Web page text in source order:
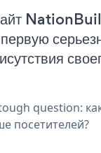
question:
посетителей?